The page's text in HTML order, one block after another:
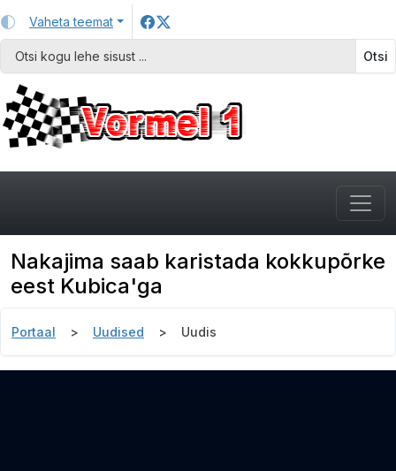
Vaheta teemat
Otsi
Nakajima saab karistada kokkupõrke
eest Kubica'ga
Portaal Uudised Uudis